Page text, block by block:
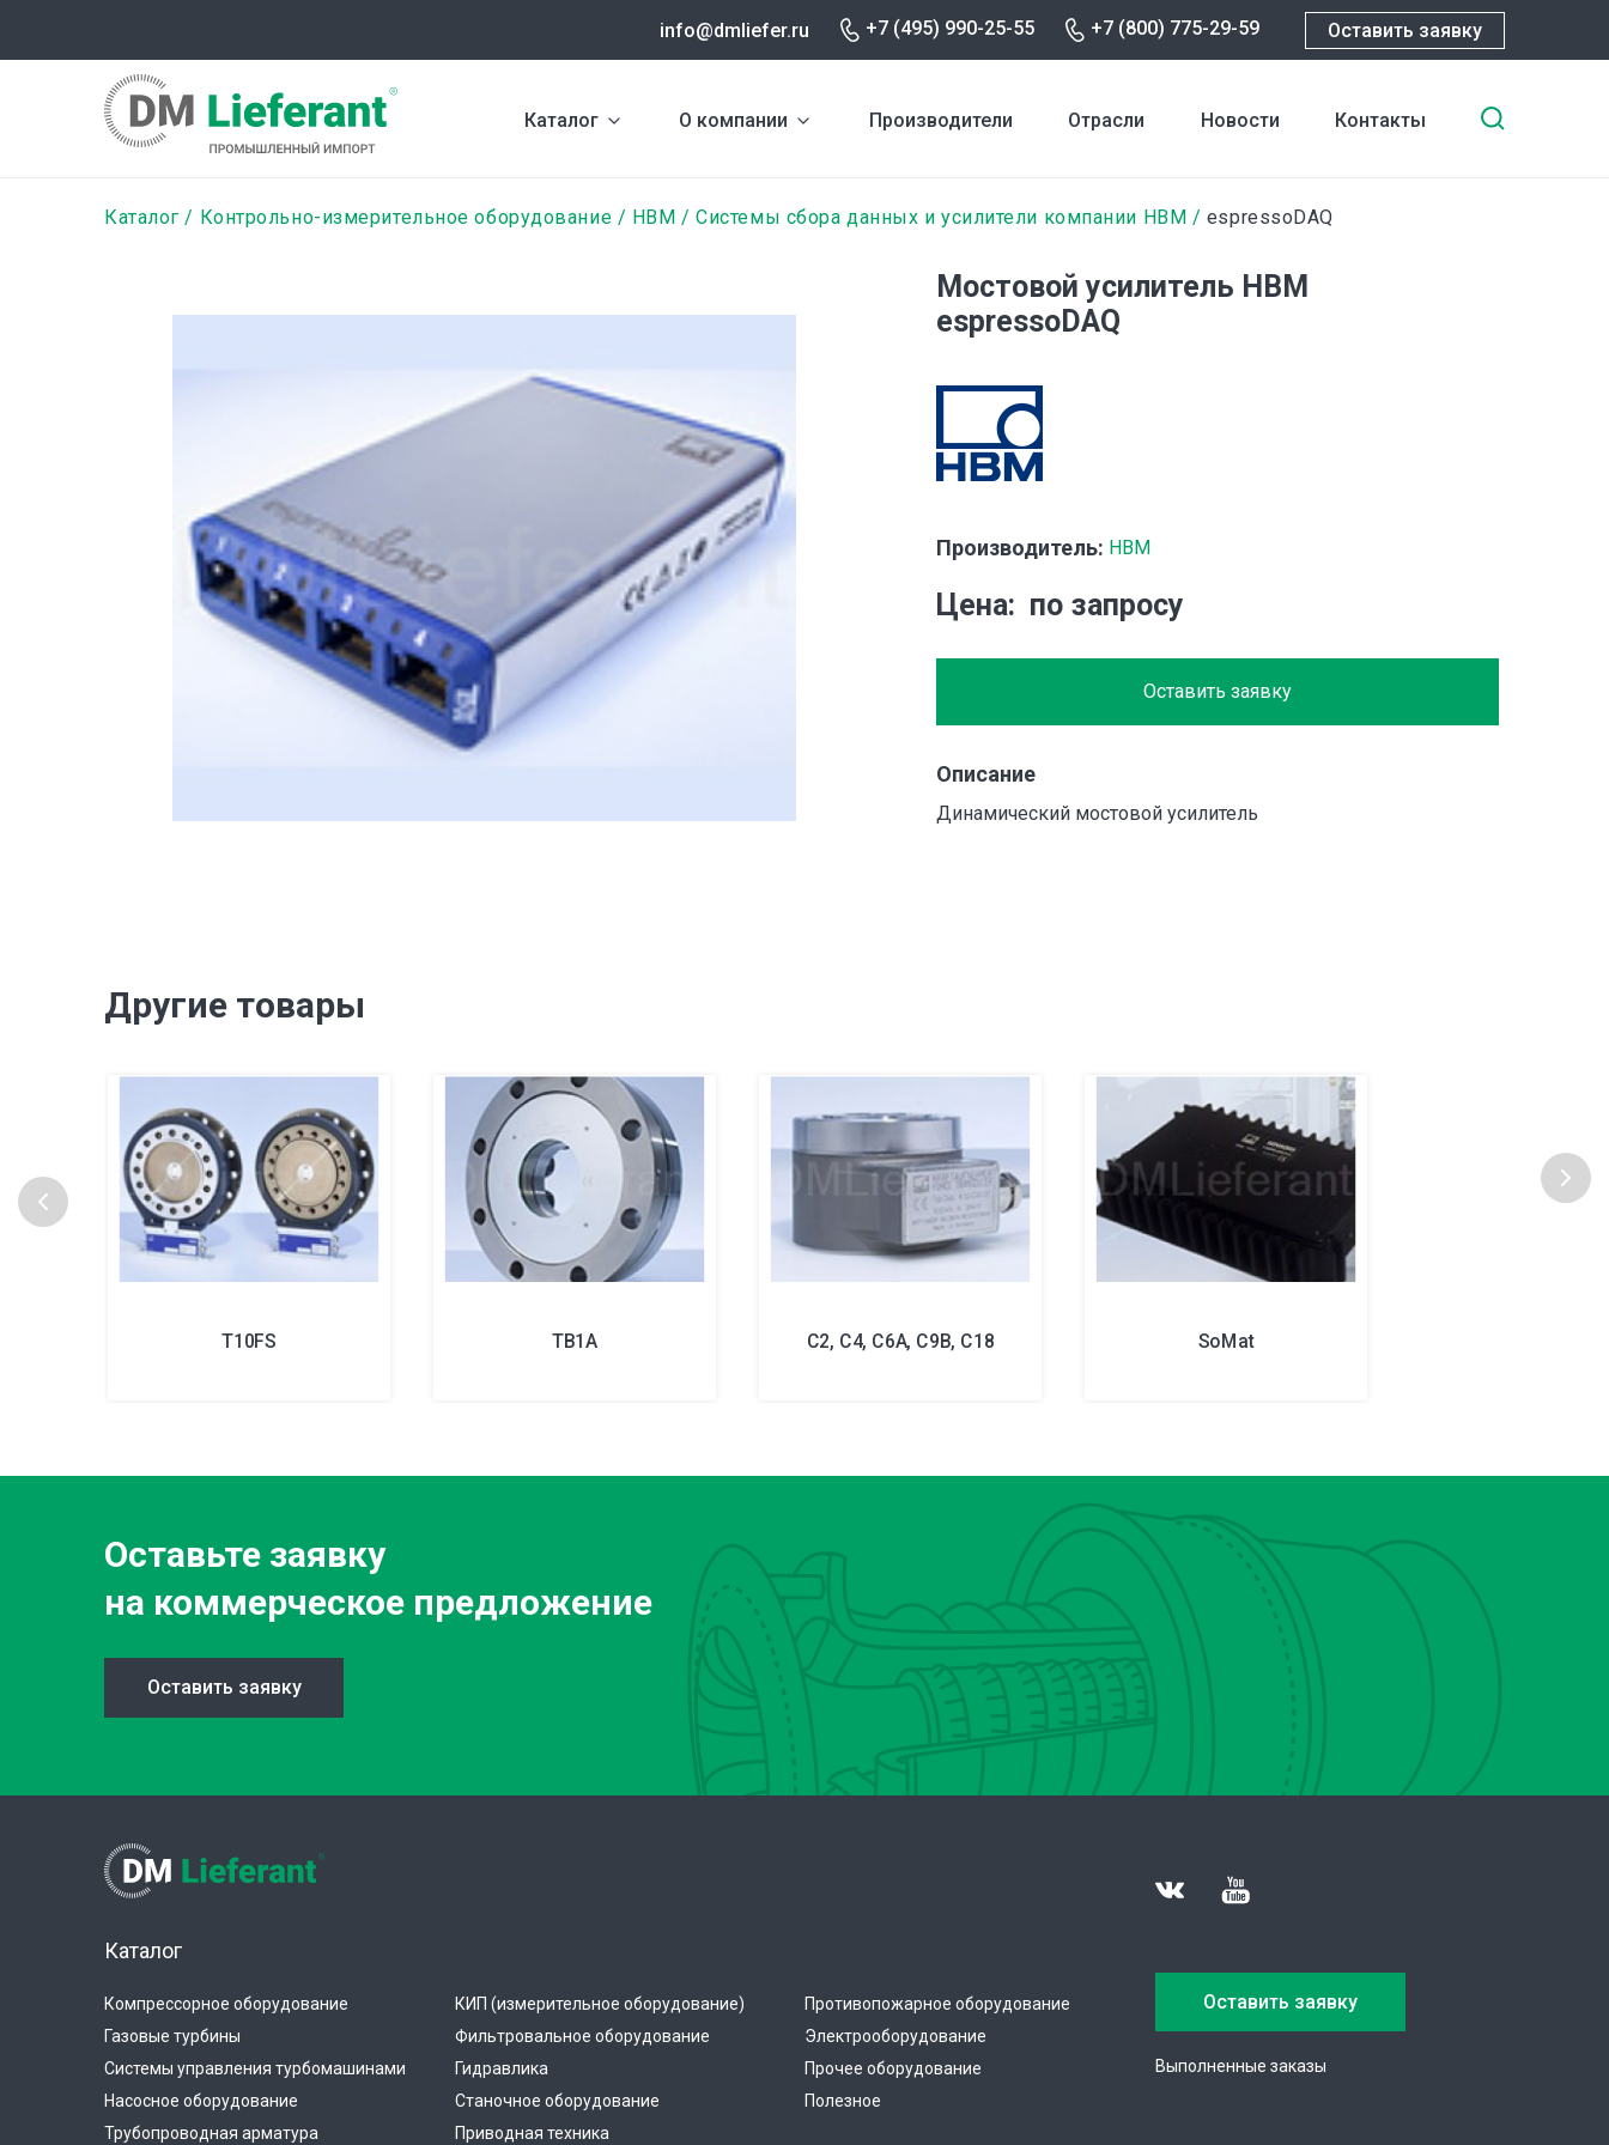
содержанию
info@dmliefer.ru +7 (495) 990-25-55 +7 (800) 775-29-59 Оставить заявку
Каталог О компании Производители Отрасли Новости Контакты
Строка
Каталог Контрольно-измерительное оборудование HBM Системы сбора данных и усилители компании HBM espressoDAQ
Мостовой усилитель HBM
espressoDAQ
Производитель: HBM
Цена по запросу
Оставить заявку
Описание
Динамический мостовой усилитель
Другие товары
T10FS TB1A C2, C4, C6A, C9B, C18 SoMat
Оставьте заявку
на коммерческое предложение
Оставить заявку
Каталог
Компрессорное оборудование
Газовые турбины
Системы управления турбомашинами
Насосное оборудование
Трубопроводная арматура
КИП (измерительное оборудование)
Фильтровальное оборудование
Гидравлика
Станочное оборудование
Приводная техника
Противопожарное оборудование
Электрооборудование
Прочее оборудование
Полезное
Оставить заявку
Выполненные заказы